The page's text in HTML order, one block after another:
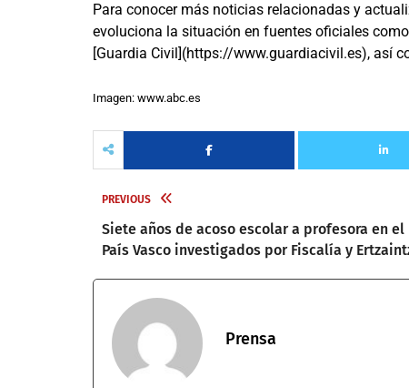
Para conocer más noticias relacionadas y
evoluciona la situación en fuentes oficiales
[Guardia Civil](https://www.guardiacivil.es), así
Imagen: www.abc.es
PREVIOUS
Siete años de acoso escolar a profesora en el
País Vasco investigados por Fiscalía y
Prensa